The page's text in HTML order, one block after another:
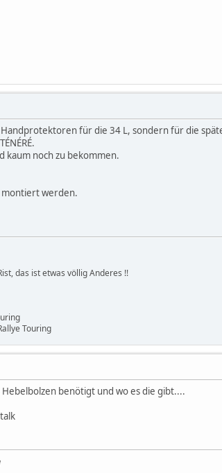
für die 34 L, sondern für die
kaum noch zu bekommen.
montiert werden.
das ist etwas völlig Anderes !!
Touring
benötigt und wo es die gibt....